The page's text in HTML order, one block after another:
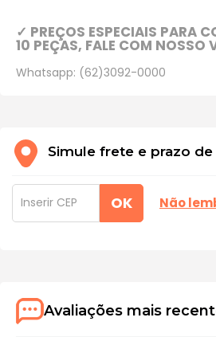
✓ PREÇOS ESPECIAIS PARA
10 PEÇAS, FALE COM NOSSO
Whatsapp: (62)3092-0000
Simule frete e prazo
OK Não
Avaliações mais